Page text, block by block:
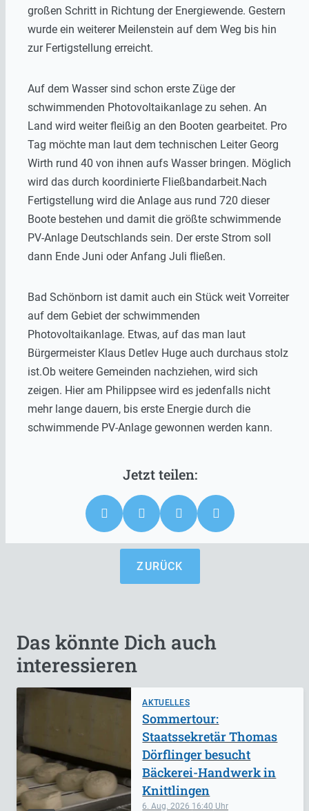
großen Schritt in Richtung der Energiewende. Gestern
wurde ein weiterer Meilenstein auf dem Weg bis hin
zur Fertigstellung erreicht.
Auf dem Wasser sind schon erste Züge der
schwimmenden Photovoltaikanlage zu sehen. An
Land wird weiter fleißig an den Booten gearbeitet. Pro
Tag möchte man laut dem technischen Leiter Georg
Wirth rund 40 von ihnen aufs Wasser bringen. Möglich
wird das durch koordinierte Fließbandarbeit.Nach
Fertigstellung wird die Anlage aus rund 720 dieser
Boote bestehen und damit die größte schwimmende
PV-Anlage Deutschlands sein. Der erste Strom soll
dann Ende Juni oder Anfang Juli fließen.
Bad Schönborn ist damit auch ein Stück weit Vorreiter
auf dem Gebiet der schwimmenden
Photovoltaikanlage. Etwas, auf das man laut
Bürgermeister Klaus Detlev Huge auch durchaus stolz
ist.Ob weitere Gemeinden nachziehen, wird sich
zeigen. Hier am Philippsee wird es jedenfalls nicht
mehr lange dauern, bis erste Energie durch die
schwimmende PV-Anlage gewonnen werden kann.
ZURÜCK
Das könnte Dich auch
interessieren
AKTUELLES
6. Aug. 2026 16:40
Sommertour:
Staatssekretär Thomas
Dörflinger besucht
Bäckerei-Handwerk in
Knittlingen